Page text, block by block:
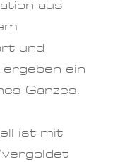
aus
und
ein
Ganzes.
ist mit